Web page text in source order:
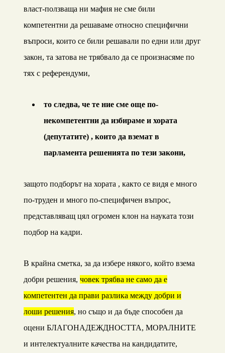
власт-ползваща ни мафия не сме били
компетентни да решаваме относно специфични
въпроси, които се били решавали по едни или друг
закон, та затова не трябвало да се произнасяме по
тях с референдуми,
то следва, че те ние сме още по-
некомпетентни да избираме и хората
(депутатите) , които да вземат в
парламента решенията по тези закони,
защото подборът на хората , както се видя е много
по-труден и много по-специфичен въпрос,
представляващ цял огромен клон на науката този
подбор на кадри.
В крайна сметка, за да избере някого, който взема
добри решения, човек трябва не само да е
компетентен да прави разлика между добри и
лоши решения, но също и да бъде способен да
оцени БЛАГОНАДЕЖДНОСТТА, МОРАЛНИТЕ
и интелектуалните качества на кандидатите,